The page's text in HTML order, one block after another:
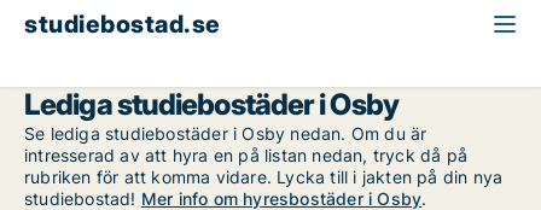
studiebostad.se
Lediga studiebostäder i Osby
Se lediga studiebostäder i Osby nedan. Om du är
intresserad av att hyra en på listan nedan, tryck då på
rubriken för att komma vidare. Lycka till i jakten på din nya
studiebostad! Mer info om hyresbostäder i Osby.